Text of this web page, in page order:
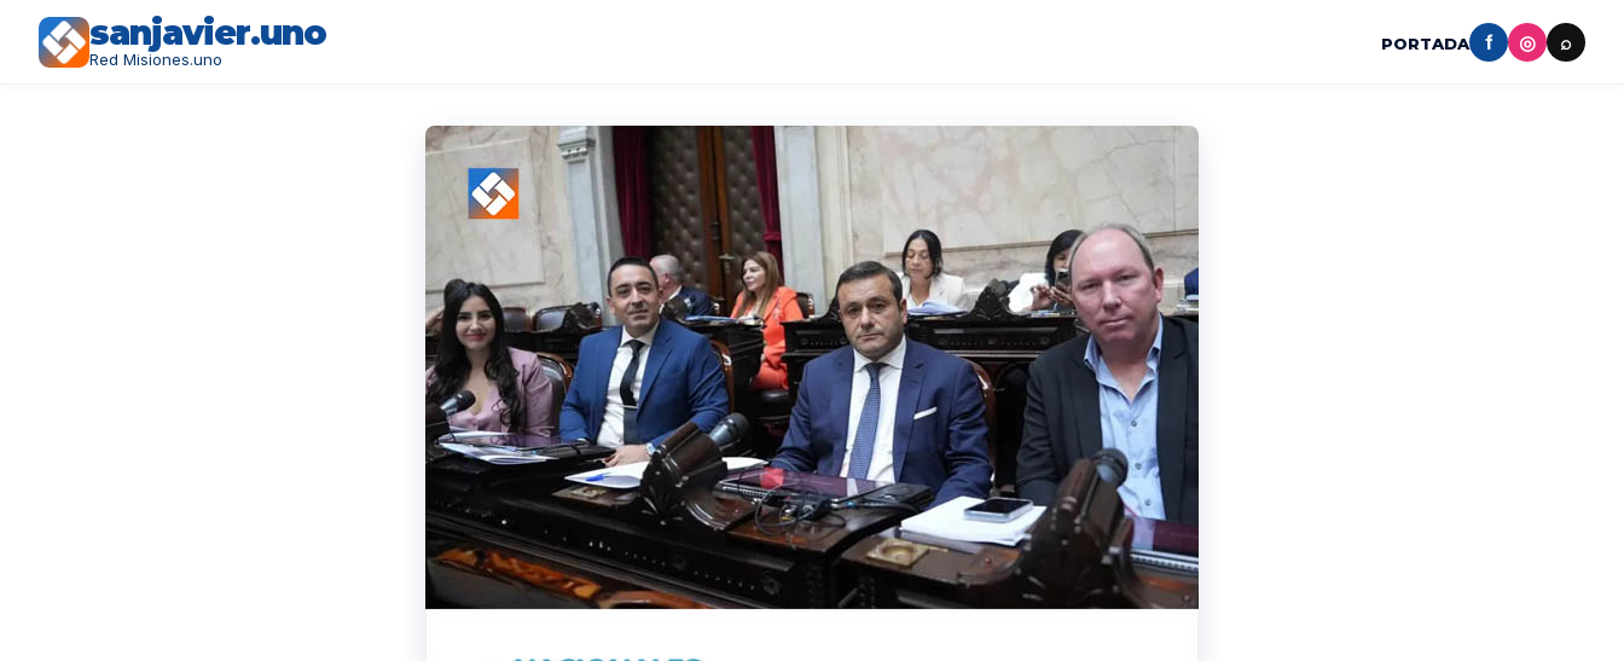
sanjavier.uno
Red Misiones.uno
PORTADA f ◎ ⌕